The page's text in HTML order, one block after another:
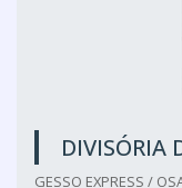
DIVISÓRIA
GESSO EXPRESS /